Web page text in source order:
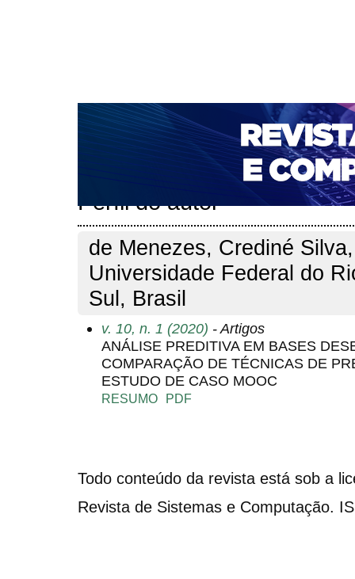
CAPA SOBRE ACESSO CADASTRO
NOTÍCIAS
PORTAL DE REVISTAS DA UNIFACS
PARA AVALIADORES
NOVA SUBMISSÃO
Perfil do autor
de Menezes, Crediné Silva,
Universidade Federal do
Sul, Brasil
v. 10, n. 1 (2020) - Artigos
ANÁLISE PREDITIVA EM BASES
COMPARAÇÃO DE TÉCNICAS DE
ESTUDO DE CASO MOOC
RESUMO PDF
Todo conteúdo da revista está sob a
Revista de Sistemas e Computação.